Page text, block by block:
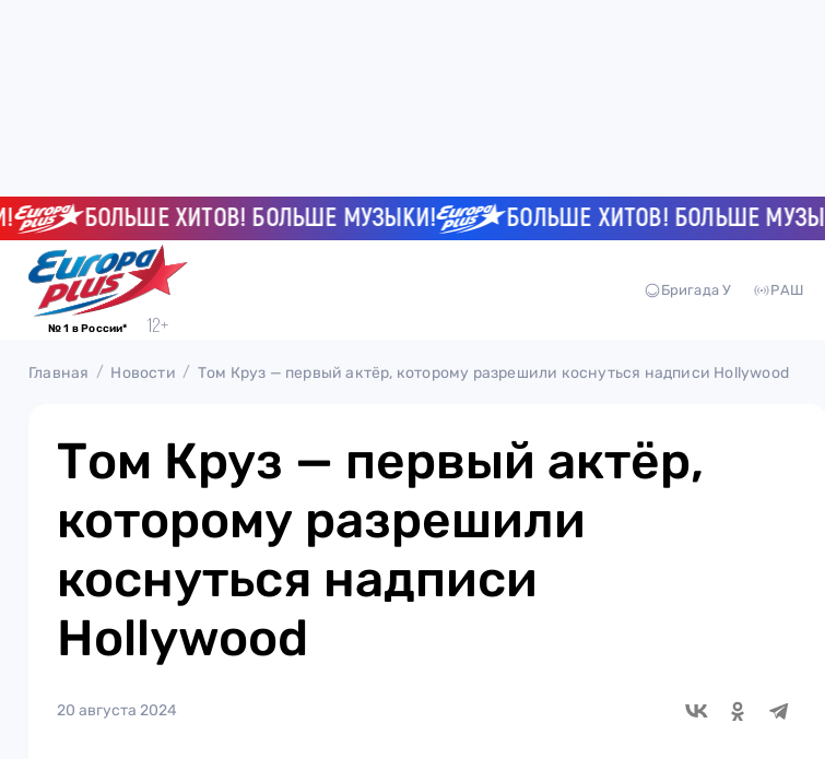
БОЛЬШЕ ХИТОВ! БОЛЬШЕ МУЗЫКИ! БОЛЬШЕ ХИТОВ! БОЛЬШЕ МУЗЫКИ!
№ 1 в России*
Бригада У РАШ
Главная Новости Том Круз — первый актёр, которому разрешили коснуться надписи Hollywood
Том Круз — первый актёр,
которому разрешили
коснуться надписи
Hollywood
20 августа 2024